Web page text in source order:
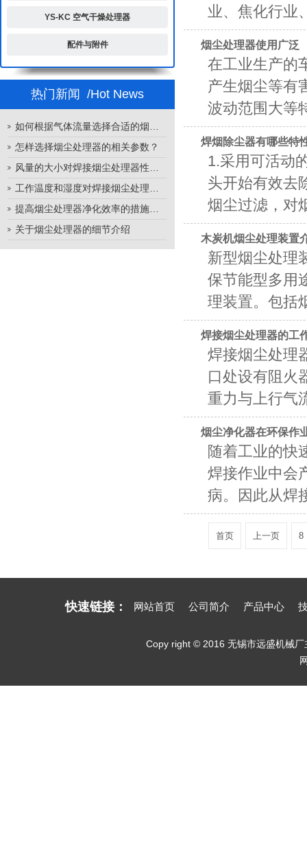
YS-KC 空气干燥处理器
配件与附件
热门新闻 /Hot News
怎样选择烟尘处理器的相关参数？
关于烟尘处理器的细节介绍
业、焦化行业
烟尘处理器使用广泛
在工业生产的
产生烟尘等有
波动范围大等
焊烟除尘器有哪些特
1.采用可活动
头开始有效去
烟尘过滤，对
木炭机烟尘处理装置
新型烟尘处理
保节能型多用
理装置。包括
焊接烟尘处理器的工
焊接烟尘处理
口处设有阻火
重力与上行气
烟尘净化器在环保作
随着工业的快
焊接作业中会
病。因此从焊
首页 上一页 8
快速链接： 网站首页 公司简介 产品中心
Copy right © 2016 无锡市远盛机械